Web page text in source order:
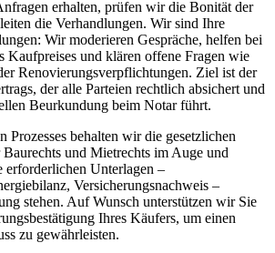
erhalten, prüfen wir die Bonität der
die Verhandlungen. Wir sind Ihre
Wir moderieren Gespräche, helfen bei
Kaufpreises und klären offene Fragen wie
Renovierungsverpflichtungen. Ziel ist der
der alle Parteien rechtlich absichert und
Beurkundung beim Notar führt.
Prozesses behalten wir die gesetzlichen
und Mietrechts im Auge und
erforderlichen Unterlagen –
Versicherungsnachweis –
stehen. Auf Wunsch unterstützen wir Sie
Ihres Käufers, um einen
zu gewährleisten.